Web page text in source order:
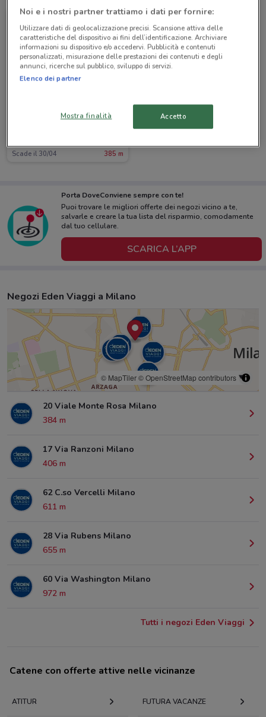
Scade il 30/04 385 m
Porta DoveConviene sempre con te!
Puoi trovare le migliori offerte dei negozi vicino a te,
salvarle e creare la tua lista del risparmio, comodamente
dal tuo cellulare.
SCARICA L’APP
Negozi Eden Viaggi a Milano
© MapTiler© OpenStreetMap contributors
20 Viale Monte Rosa Milano
384 m
17 Via Ranzoni Milano
406 m
62 C.so Vercelli Milano
611 m
28 Via Rubens Milano
655 m
60 Via Washington Milano
972 m
Tutti i negozi Eden Viaggi
Catene con offerte attive nelle vicinanze
ATITUR FUTURA VACANZE
Noi e i nostri partner trattiamo i dati per fornire:
Utilizzare dati di geolocalizzazione precisi. Scansione attiva delle
caratteristiche del dispositivo ai fini dell’identificazione. Archiviare
informazioni su dispositivo e/o accedervi. Pubblicità e contenuti
personalizzati, misurazione delle prestazioni dei contenuti e degli
annunci, ricerche sul pubblico, sviluppo di servizi.
Elenco dei partner
Mostra finalità Accetto